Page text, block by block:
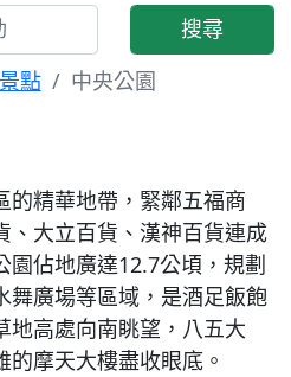
搜尋
點 中央公園
的精華地帶，緊鄰五福商
、大立百貨、漢神百貨連成
園佔地廣達12.7公頃，規劃
舞廣場等區域，是酒足飯飽
地高處向南眺望，八五大
摩天大樓盡收眼底。